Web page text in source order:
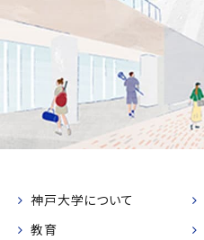
神戸大学について
教育